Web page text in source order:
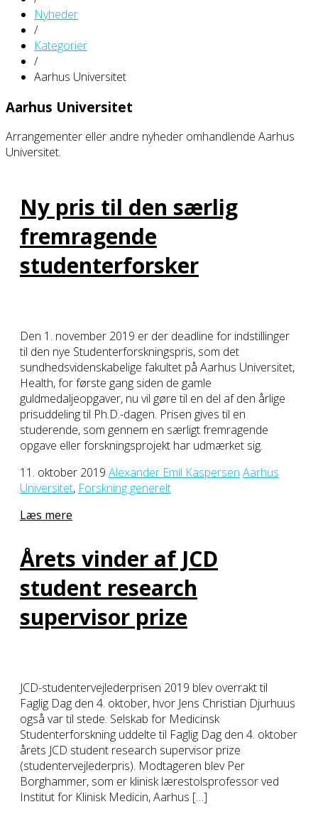
Nyheder
/
Kategorier
/
Aarhus Universitet
Aarhus Universitet
Arrangementer eller andre nyheder omhandlende Aarhus
Universitet.
Ny pris til den særlig
fremragende
studenterforsker
Den 1. november 2019 er der deadline for indstillinger
til den nye Studenterforskningspris, som det
sundhedsvidenskabelige fakultet på Aarhus Universitet,
Health, for første gang siden de gamle
guldmedaljeopgaver, nu vil gøre til en del af den årlige
prisuddeling til Ph.D.-dagen. Prisen gives til en
studerende, som gennem en særligt fremragende
opgave eller forskningsprojekt har udmærket sig.
11. oktober 2019 Alexander Emil Kaspersen Aarhus
Universitet, Forskning generelt
Læs mere
Årets vinder af JCD
student research
supervisor prize
JCD-studentervejlederprisen 2019 blev overrakt til
Faglig Dag den 4. oktober, hvor Jens Christian Djurhuus
også var til stede. Selskab for Medicinsk
Studenterforskning uddelte til Faglig Dag den 4. oktober
årets JCD student research supervisor prize
(studentervejlederpris). Modtageren blev Per
Borghammer, som er klinisk lærestolsprofessor ved
Institut for Klinisk Medicin, Aarhus […]